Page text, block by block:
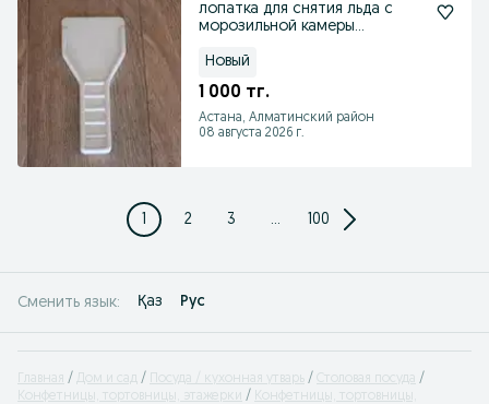
лопатка для снятия льда с
морозильной камеры
Новый
1 000 тг.
Астана, Алматинский район
08 августа 2026 г.
1 2 3 ... 100
Сменить язык: Қаз Рус
Главная Дом и сад Посуда / кухонная утварь
Столовая посуда
Конфетницы, тортовницы, этажерки
Конфетницы, тортовницы,